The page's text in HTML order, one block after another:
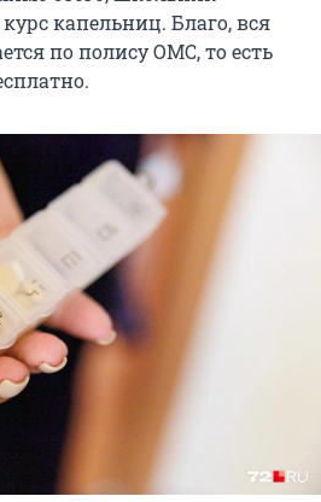
капельниц. Благо, вся
по полису ОМС, то есть